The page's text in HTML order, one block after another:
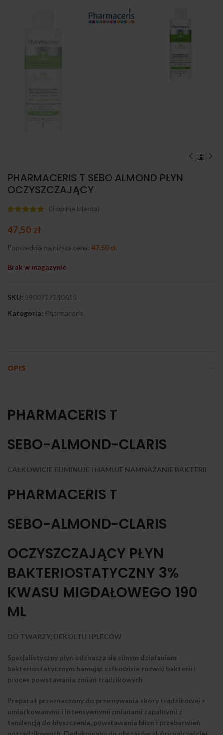
PHARMACERIS T SEBO ALMOND PŁYN
OCZYSZCZAJĄCY
(3 opinie klienta)
47,50 zł
Poprzednia najniższa cena: 47,50zł.
Brak w magazynie
SKU: 5900717140615
Kategoria: Pharmaceris
OPIS
PHARMACERIS T
SEBO-ALMOND-CLARIS
CAŁKOWICIE ELIMINUJE I HAMUJE NAMNAŻANIE BAKTERII
PHARMACERIS T
SEBO-ALMOND-CLARIS
OCZYSZCZAJĄCY PŁYN
BAKTERIOSTATYCZNY 3%
KWASU MIGDAŁOWEGO 190
ML
DO TWARZY, DEKOLTU I PLECÓW
Specjalistyczny płyn odznacza się silnym działaniem
bakteriostatycznym hamując całkowicie rozwój bakterii i
proces powstawania zmian trądzikowych
Preparat przeznaczony do przemywania skóry trądzikowej z
umiarkowanymi i intensywnymi zmianami zapalnymi z
tendencją do błyszczenia, powstawania blizn i przebarwień